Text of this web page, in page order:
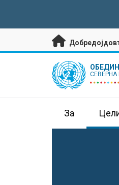
UN Logo
За